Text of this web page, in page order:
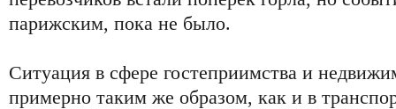
парижским, пока не было.
Ситуация в сфере гостеприимства и
примерно таким же образом, как и в